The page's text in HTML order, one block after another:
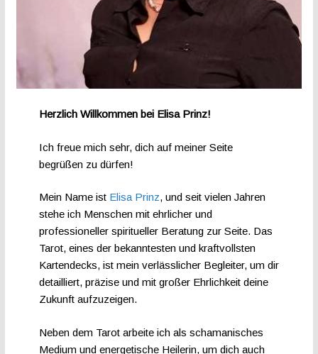
Herzlich Willkommen bei Elisa Prinz!
Ich freue mich sehr, dich auf meiner Seite
begrüßen zu dürfen!
Mein Name ist Elisa Prinz, und seit vielen Jahren
stehe ich Menschen mit ehrlicher und
professioneller spiritueller Beratung zur Seite. Das
Tarot, eines der bekanntesten und kraftvollsten
Kartendecks, ist mein verlässlicher Begleiter, um dir
detailliert, präzise und mit großer Ehrlichkeit deine
Zukunft aufzuzeigen.
Neben dem Tarot arbeite ich als schamanisches
Medium und energetische Heilerin, um dich auch